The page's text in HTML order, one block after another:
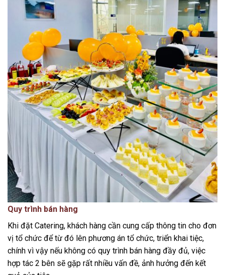
Quy trình bán hàng
Khi đặt Catering, khách hàng cần cung cấp thông tin cho đơn
vị tổ chức để từ đó lên phương án tổ chức, triển khai tiệc,
chính vì vậy nếu không có quy trình bán hàng đầy đủ, việc
hợp tác 2 bên sẽ gặp rất nhiều vấn đề, ảnh hưởng đến kết